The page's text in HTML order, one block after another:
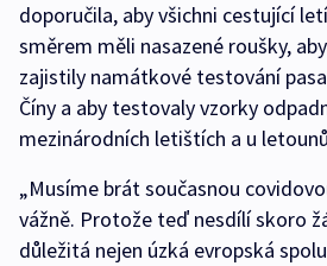
doporučila, aby všichni cestující
směrem měli nasazené roušky,
zajistily namátkové testování
Číny a aby testovaly vzorky
mezinárodních letištích a u
„Musíme brát současnou
vážně. Protože teď nesdílí skoro
důležitá nejen úzká evropská